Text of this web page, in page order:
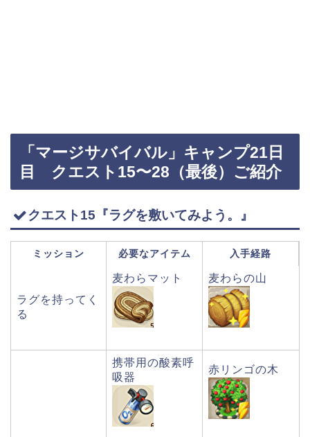
「マージサバイバル」キャンプ21日
目 クエスト15〜28（最後）ご紹介
クエスト15『ラグを敷いてみよう。』
ミッション 必要なアイテム 入手経路
ラグを持ってく
る
麦わらマット 麦わらの山
携帯用の酸素呼
吸器
赤リンゴの木